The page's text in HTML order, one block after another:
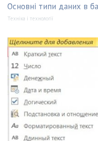
Основні типи даних в
Техніка і технології